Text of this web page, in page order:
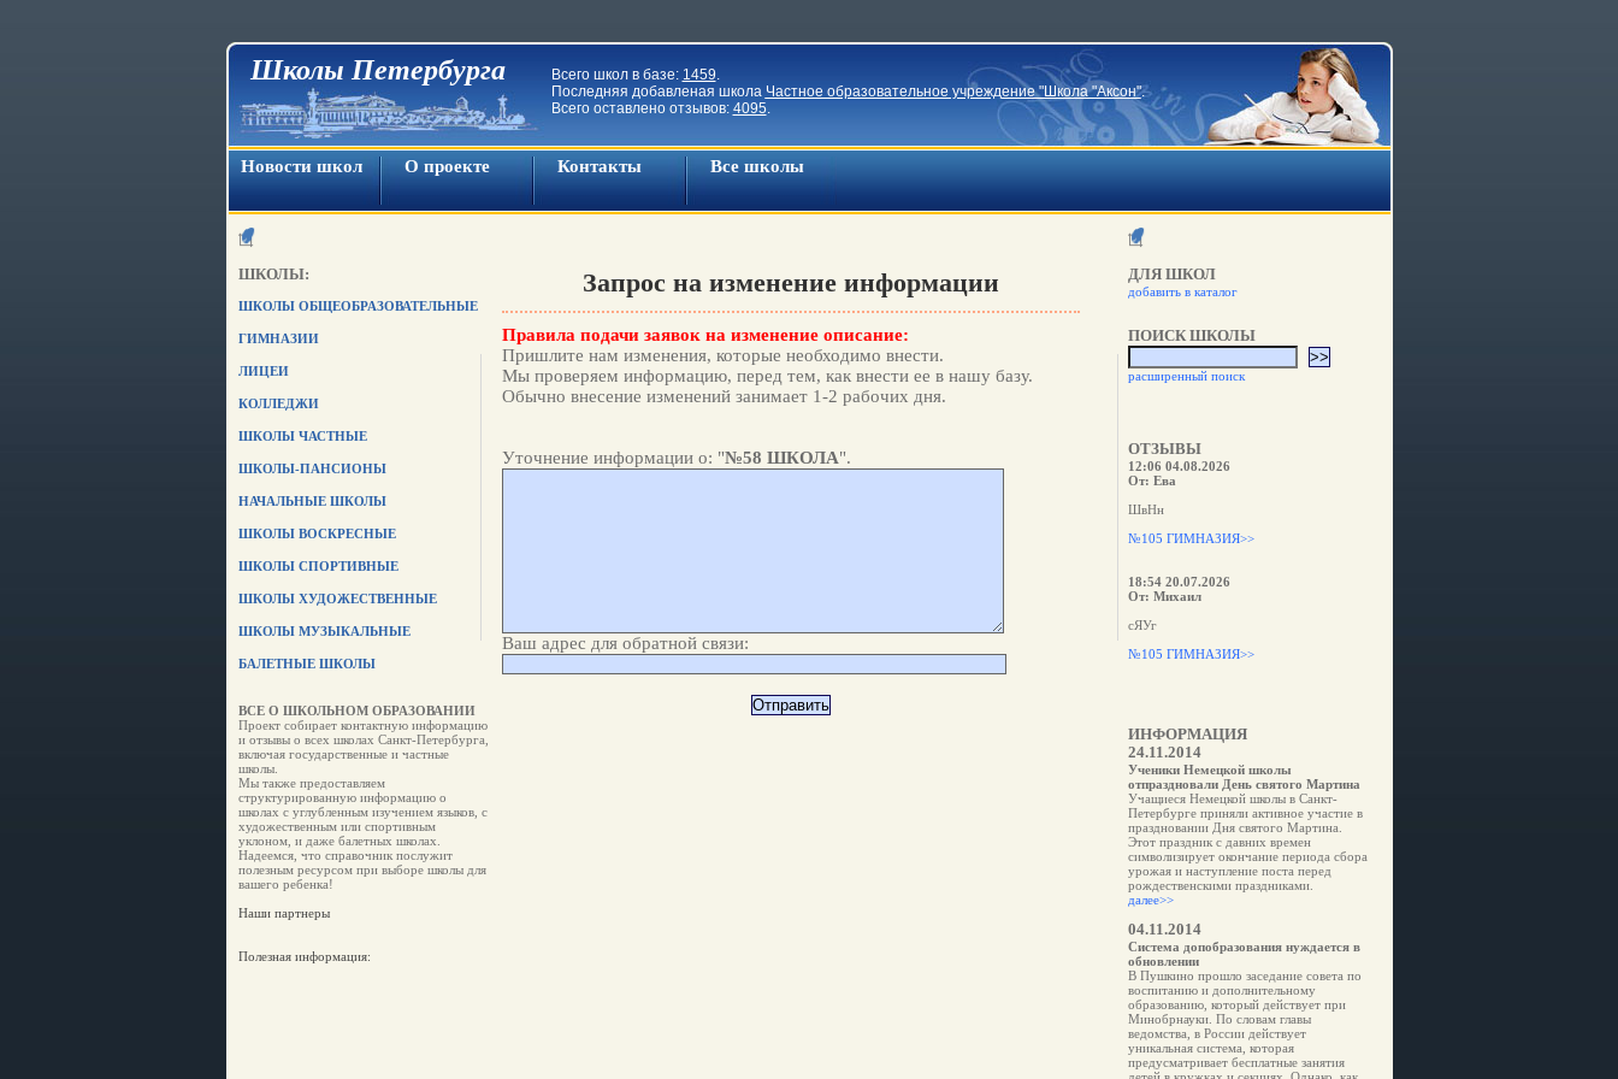
Школы Петербурга Всего школ в базе: 1459.
Последняя добавленая школа Частное образовательное учреждение "Школа "Аксон".
Всего оставлено отзывов: 4095.
Новости школ О проекте Контакты Все школы
ШКОЛЫ:
ШКОЛЫ ОБЩЕОБРАЗОВАТЕЛЬНЫЕ
ГИМНАЗИИ
ЛИЦЕИ
КОЛЛЕДЖИ
ШКОЛЫ ЧАСТНЫЕ
ШКОЛЫ-ПАНСИОНЫ
НАЧАЛЬНЫЕ ШКОЛЫ
ШКОЛЫ ВОСКРЕСНЫЕ
ШКОЛЫ СПОРТИВНЫЕ
ШКОЛЫ ХУДОЖЕСТВЕННЫЕ
ШКОЛЫ МУЗЫКАЛЬНЫЕ
БАЛЕТНЫЕ ШКОЛЫ
ВСЕ О ШКОЛЬНОМ ОБРАЗОВАНИИ
Проект собирает контактную информацию
и отзывы о всех школах Санкт-Петербурга,
включая государственные и частные
школы.
Мы также предоставляем
структурированную информацию о
школах с углубленным изучением языков, с
художественным или спортивным
уклоном, и даже балетных школах.
Надеемся, что справочник послужит
полезным ресурсом при выборе школы для
вашего ребенка!
Наши партнеры
Полезная информация:
Запрос на изменение информации
Правила подачи заявок на изменение описание:
Пришлите нам изменения, которые необходимо внести.
Мы проверяем информацию, перед тем, как внести ее в нашу базу.
Обычно внесение изменений занимает 1-2 рабочих дня.
Уточнение информации о: "№58 ШКОЛА".
Ваш адрес для обратной связи:
ДЛЯ ШКОЛ
добавить в каталог
ПОИСК ШКОЛЫ
расширенный поиск
ОТЗЫВЫ
12:06 04.08.2026
От: Ева
ШвНн
№105 ГИМНАЗИЯ>>
18:54 20.07.2026
От: Михаил
сЯУг
№105 ГИМНАЗИЯ>>
ИНФОРМАЦИЯ
24.11.2014
Ученики Немецкой школы
отпраздновали День святого Мартина
Учащиеся Немецкой школы в Санкт-
Петербурге приняли активное участие в
праздновании Дня святого Мартина.
Этот праздник с давних времен
символизирует окончание периода сбора
урожая и наступление поста перед
рождественскими праздниками.
далее>>
04.11.2014
Система допобразования нуждается в
обновлении
В Пушкино прошло заседание совета по
воспитанию и дополнительному
образованию, который действует при
Минобрнауки. По словам главы
ведомства, в России действует
уникальная система, которая
предусматривает бесплатные занятия